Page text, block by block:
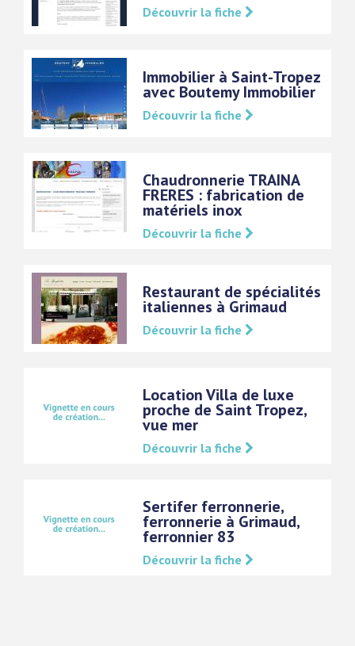
Découvrir la fiche
Immobilier à Saint-Tropez
avec Boutemy Immobilier
Découvrir la fiche
Chaudronnerie TRAINA
FRERES : fabrication de
matériels inox
Découvrir la fiche
Restaurant de spécialités
italiennes à Grimaud
Découvrir la fiche
Location Villa de luxe
proche de Saint Tropez,
vue mer
Découvrir la fiche
Sertifer ferronnerie,
ferronnerie à Grimaud,
ferronnier 83
Découvrir la fiche